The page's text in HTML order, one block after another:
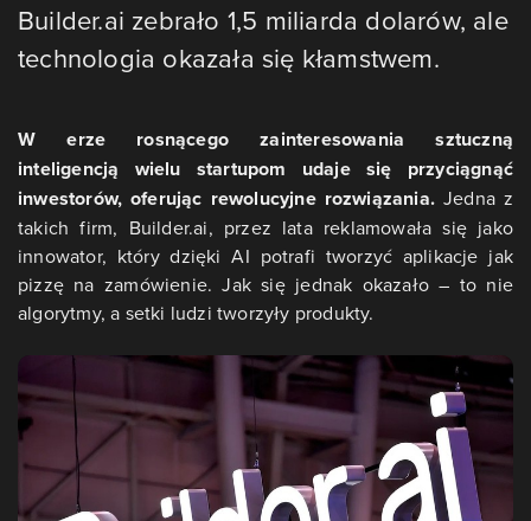
Builder.ai zebrało 1,5 miliarda dolarów, ale
technologia okazała się kłamstwem.
W erze rosnącego zainteresowania sztuczną
inteligencją wielu startupom udaje się przyciągnąć
inwestorów, oferując rewolucyjne rozwiązania. Jedna z
takich firm, Builder.ai, przez lata reklamowała się jako
innowator, który dzięki AI potrafi tworzyć aplikacje jak
pizzę na zamówienie. Jak się jednak okazało – to nie
algorytmy, a setki ludzi tworzyły produkty.